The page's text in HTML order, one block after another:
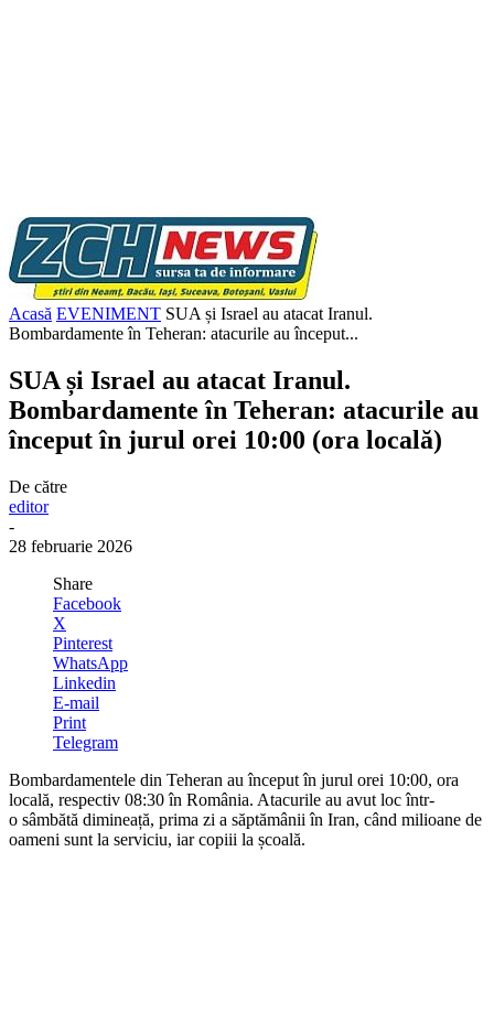
Acasă EVENIMENT SUA și Israel au atacat Iranul.
Bombardamente în Teheran: atacurile au început...
SUA și Israel au atacat Iranul.
Bombardamente în Teheran: atacurile au
început în jurul orei 10:00 (ora locală)
De către
editor
-
28 februarie 2026
Share
Facebook
X
Pinterest
WhatsApp
Linkedin
E-mail
Print
Telegram
Bombardamentele din Teheran au început în jurul orei 10:00, ora
locală, respectiv 08:30 în România. Atacurile au avut loc într-
o sâmbătă dimineață, prima zi a săptămânii în Iran, când milioane de
oameni sunt la serviciu, iar copiii la școală.